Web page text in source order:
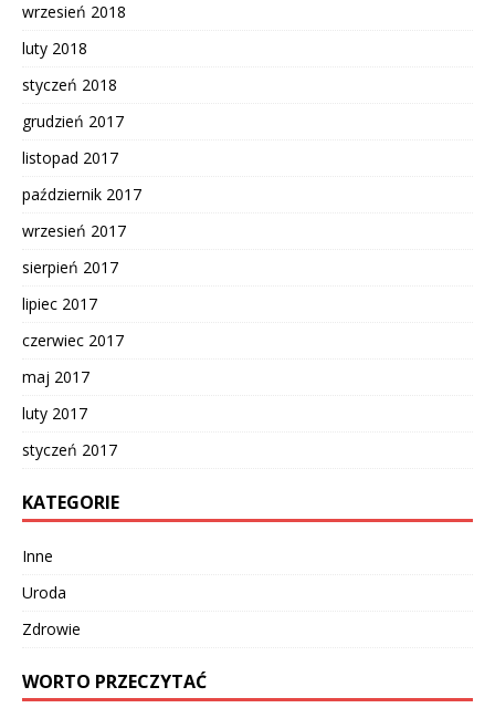
wrzesień 2018
luty 2018
styczeń 2018
grudzień 2017
listopad 2017
październik 2017
wrzesień 2017
sierpień 2017
lipiec 2017
czerwiec 2017
maj 2017
luty 2017
styczeń 2017
KATEGORIE
Inne
Uroda
Zdrowie
WORTO PRZECZYTAĆ